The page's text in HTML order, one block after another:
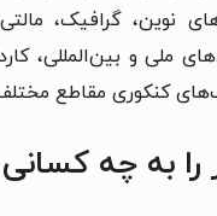
نوین، گرافیک،
ملی و بین‌المللی،
کنکوری مقاطع
به چه